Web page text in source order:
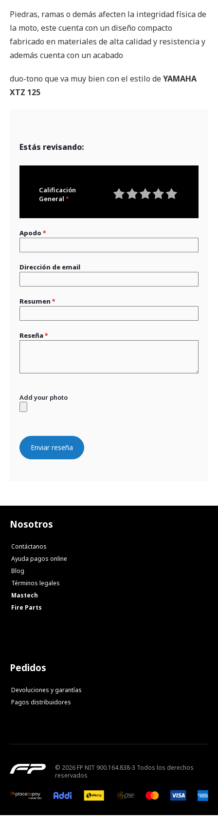
Piedras, ramas o demás afecten la integridad física de
la moto, este cuenta con un diseño compacto
fabricado en materiales de alta calidad y resistencia y
además cuenta con un acabado
duo-tono que va muy bien con el estilo deYAMAHA
XTZ 125
Estás revisando:
Calificación
General
Apodo
Dirección de email
Resumen
Reseña
Add your photo
Enviar reseña
Nosotros
Contáctanos
Ayuda pagos online
Blog
Términos legales
Mastech
Fire Parts
Pedidos
Devoluciones y garantías
Pagos distribuidores
© 2026 FP NIT 900.164.838-3 Todos los derechos
reservados